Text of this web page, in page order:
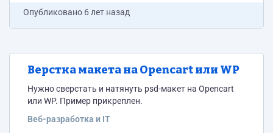
Опубликовано 6 лет назад
Верстка макета на Opencart или WP
Нужно сверстать и натянуть psd-макет на Opencart
или WP. Пример прикреплен.
Веб-разработка и IT